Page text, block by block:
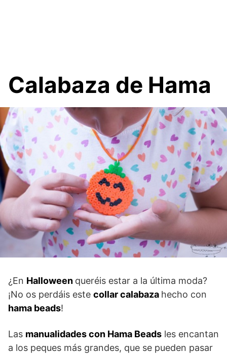
Calabaza de Hama
¿En Halloween queréis estar a la última moda?
¡No os perdáis este collar calabaza hecho con
hama beads!
Las manualidades con Hama Beads les encantan
a los peques más grandes, que se pueden pasar